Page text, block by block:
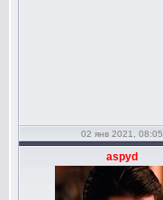
02 янв 2021, 08:05
aspyd